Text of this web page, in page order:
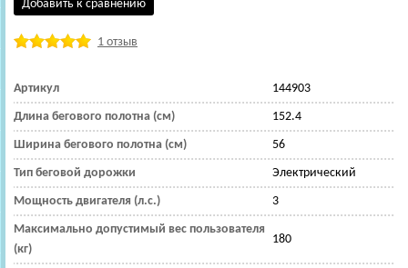
Добавить к сравнению
1 отзыв
Артикул 144903
Длина бегового полотна (см) 152.4
Ширина бегового полотна (см) 56
Тип беговой дорожки Электрический
Мощность двигателя (л.с.) 3
Максимально допустимый вес пользователя
(кг)
180